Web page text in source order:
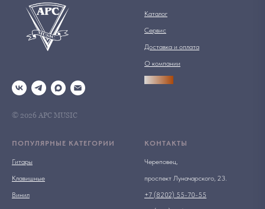
© 2026 АРС MUSIC
Каталог
Сервис
Доставка и оплата
О компании
ПОПУЛЯРНЫЕ КАТЕГОРИИ
Гитары
Клавишные
Винил
КОНТАКТЫ
Череповец,
проспект Луначарского, 23.
+7 (8202) 55-70-55